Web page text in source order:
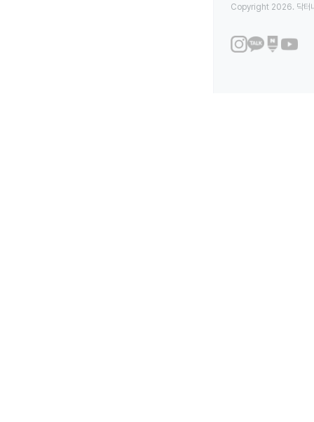
Copyright 2026. 닥터